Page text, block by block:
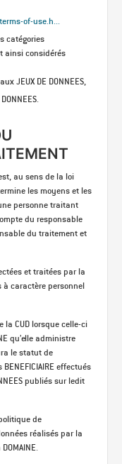
of-use.h...
catégories
ainsi considérés
JEUX DE DONNEES,
au sens de la loi
les moyens et les
personne traitant
du responsable
du traitement et
et traitées par la
à caractère personnel
CUD lorsque celle-ci
qu’elle administre
le statut de
effectués
publiés sur ledit
de
réalisés par la